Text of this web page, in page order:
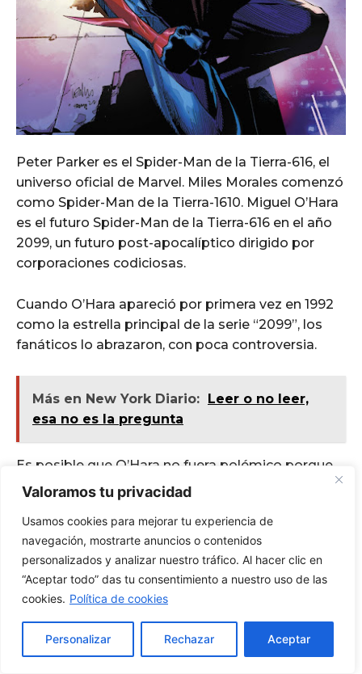
Valoramos tu privacidad
Usamos cookies para mejorar tu experiencia de
navegación, mostrarte anuncios o contenidos
personalizados y analizar nuestro tráfico. Al hacer clic en
“Aceptar todo” das tu consentimiento a nuestro uso de las
cookies. Política de cookies
Personalizar Rechazar Aceptar